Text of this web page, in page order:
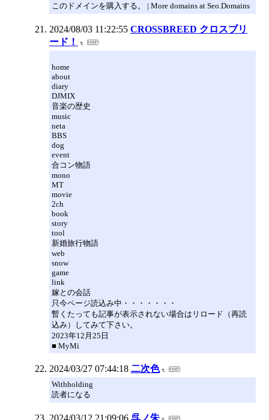
このドメインを購入する。 | More domains at Seo.Domains
2024/08/03 11:22:55 CROSSBREED クロスブリ
ード！
home
about
diary
DJMIX
音楽の歴史
music
neta
BBS
dog
event
合コン物語
mono
MT
movie
2ch
book
story
tool
新婚旅行物語
web
snow
game
link
嫁との会話
只今ページ読込み中・・・・・・・
暫くたっても記事が表示されない場合はリロード（再読
込み）してみて下さい。
2023年12月25日
■ MyMi
2024/03/27 07:44:18 二次色
Withholding
読者になる
2024/03/12 21:09:06 呉ノ朱